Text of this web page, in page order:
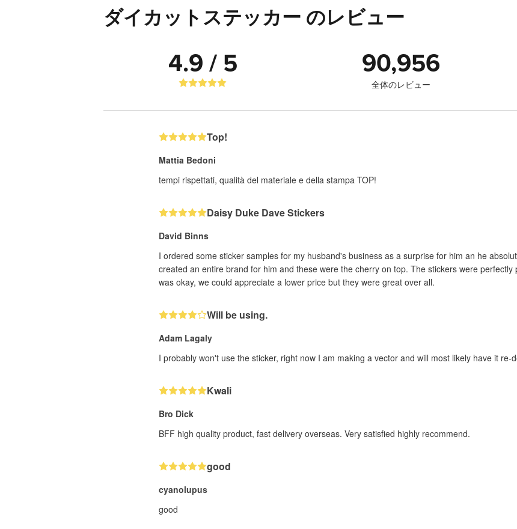
ダイカットステッカー のレビュー
4.9 / 5 90,956
全体のレビュー
Top!
Mattia Bedoni
tempi rispettati, qualità del materiale e della stampa TOP!
Daisy Duke Dave Stickers
David Binns
I ordered some sticker samples for my husband's business as a surprise for him an he
created an entire brand for him and these were the cherry on top. The stickers were
was okay, we could appreciate a lower price but they were great over all.
Will be using.
Adam Lagaly
I probably won't use the sticker, right now I am making a vector and will most likely have it re-
Kwali
Bro Dick
BFF high quality product, fast delivery overseas. Very satisfied highly recommend.
good
cyanolupus
good